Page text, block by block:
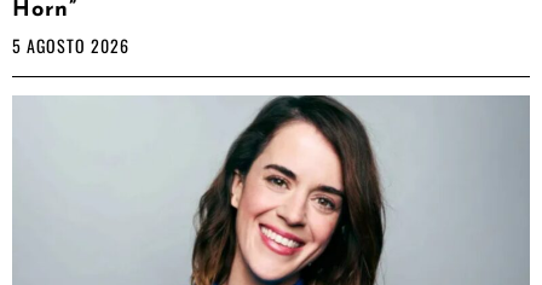
Horn”
5 AGOSTO 2026